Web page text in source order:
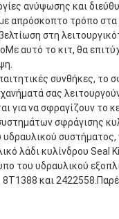
ανύψωσης και
απρόσκοπτο τρόπο
στη
αυτό το κιτ, θα
συνθήκες, το
σας
για να σφραγίζουν
σφράγισης
συστήματος,
λάδι κυλίνδρου Seal
του υδραυλικού
και